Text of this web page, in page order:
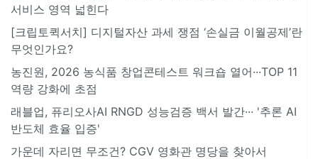
서비스 영역 넓힌다
[크립토퀵서치] 디지털자산 과세 쟁점 ‘손실금 이월공제’란
무엇인가요?
농진원, 2026 농식품 창업콘테스트 워크숍 열어···TOP 11
역량 강화에 초점
래블업, 퓨리오사AI RNGD 성능검증 백서 발간··· '추론 AI
반도체 효율 입증'
가운데 자리면 무조건? CGV 영화관 명당을 찾아서